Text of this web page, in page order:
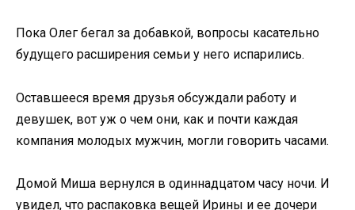
Пока Олег бегал за добавкой, вопросы касательно
будущего расширения семьи у него испарились.
Оставшееся время друзья обсуждали работу и
девушек, вот уж о чем они, как и почти каждая
компания молодых мужчин, могли говорить часами.
Домой Миша вернулся в одиннадцатом часу ночи. И
увидел, что распаковка вещей Ирины и ее дочери